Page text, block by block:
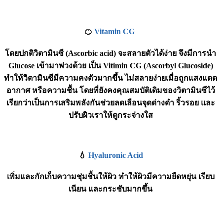
🍊 Vitamin CG
โดยปกติวิตามินซี (Ascorbic acid) จะสลายตัวได้ง่าย จึงมีการนำ
Glucose เข้ามาพ่วงด้วย เป็น Vitimin CG (Ascorbyl Glucoside)
ทำให้วิตามินซีมีความคงตัวมากขึ้น ไม่สลายง่ายเมื่อถูกแสงแดด
อากาศ หรือความชื้น โดยที่ยังคงคุณสมบัติเดิมของวิตามินซีไว้
เรียกว่าเป็นการเสริมพลังกันช่วยลดเลือนจุดด่างดำ ริ้วรอย และ
ปรับผิวเราให้ดูกระจ่างใส
💧 Hyaluronic Acid
เพิ่มและกักเก็บความชุ่มชื้นให้ผิว ทำให้ผิวมีความยืดหยุ่น เรียบ
เนียน และกระชับมากขึ้น